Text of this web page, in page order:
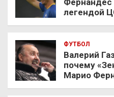
Фернандес
легендой
ФУТБОЛ
Валерий
почему
Марио